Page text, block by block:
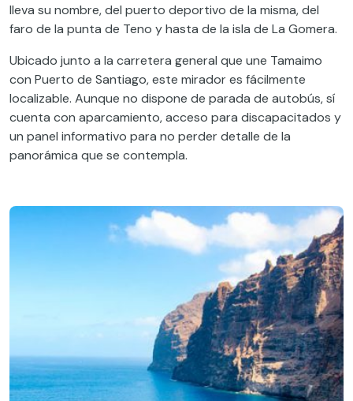
lleva su nombre, del puerto deportivo de la misma, del
faro de la punta de Teno y hasta de la isla de La Gomera.
Ubicado junto a la carretera general que une Tamaimo
con Puerto de Santiago, este mirador es fácilmente
localizable. Aunque no dispone de parada de autobús, sí
cuenta con aparcamiento, acceso para discapacitados y
un panel informativo para no perder detalle de la
panorámica que se contempla.